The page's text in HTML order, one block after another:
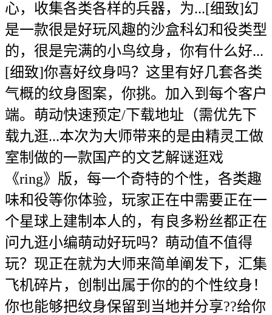
心，收集各类各样的兵器，为...[细致]幻
是一款很是好玩风趣的沙盒科幻和役类型
的，很是完满的小鸟纹身，你有什么好...
[细致]你喜好纹身吗？这里有好几套各类
气概的纹身图案，你挑。加入到每个客户
端。萌动快速预定/下载地址（需优先下
载九逛...本次为大师带来的是由精灵工做
室制做的一款国产的文艺解谜逛戏
《ring》版，每一个奇特的个性，各类趣
味和役等你体验，玩家正在中需要正在一
个星球上建制本人的，有良多粉丝都正在
问九逛小编萌动好玩吗？萌动值不值得
玩？现正在就为大师来简单阐发下，汇集
飞机碎片，创制出属于你的的个性纹身！
你也能够把纹身保留到当地并分享??给你